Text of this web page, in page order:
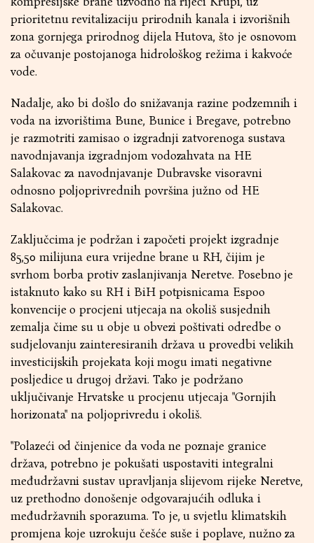
prioritetnu revitalizaciju prirodnih kanala i izvorišnih
zona gornjega prirodnog dijela Hutova, što je osnovom
za očuvanje postojanoga hidrološkog režima i kakvoće
vode.
Nadalje, ako bi došlo do snižavanja razine podzemnih i
voda na izvorištima Bune, Bunice i Bregave, potrebno
je razmotriti zamisao o izgradnji zatvorenoga sustava
navodnjavanja izgradnjom vodozahvata na HE
Salakovac za navodnjavanje Dubravske visoravni
odnosno poljoprivrednih površina južno od HE
Salakovac.
Zaključcima je podržan i započeti projekt izgradnje
85,50 milijuna eura vrijedne brane u RH, čijim je
svrhom borba protiv zaslanjivanja Neretve. Posebno je
istaknuto kako su RH i BiH potpisnicama Espoo
konvencije o procjeni utjecaja na okoliš susjednih
zemalja čime su u obje u obvezi poštivati odredbe o
sudjelovanju zainteresiranih država u provedbi velikih
investicijskih projekata koji mogu imati negativne
posljedice u drugoj državi. Tako je podržano
uključivanje Hrvatske u procjenu utjecaja "Gornjih
horizonata" na poljoprivredu i okoliš.
"Polazeći od činjenice da voda ne poznaje granice
država, potrebno je pokušati uspostaviti integralni
međudržavni sustav upravljanja slijevom rijeke Neretve,
uz prethodno donošenje odgovarajućih odluka i
međudržavnih sporazuma. To je, u svjetlu klimatskih
promjena koje uzrokuju češće suše i poplave, nužno za